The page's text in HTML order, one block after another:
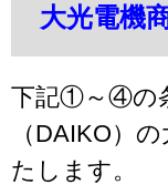
大光電機
下記①～④の
（DAIKO）
たします。